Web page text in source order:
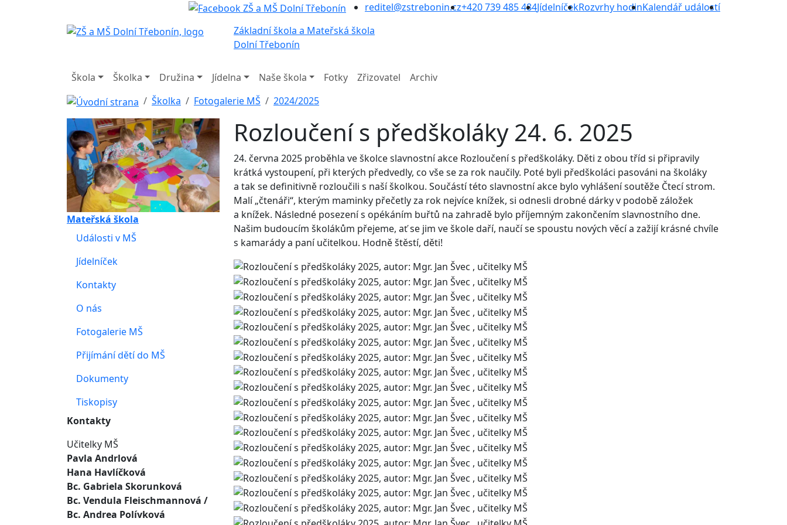
reditel@zstrebonin.cz+420 739 485 484JídelníčekRozvrhy hodinKalendář událostí
Základní škola a Mateřská škola
Dolní Třebonín
Škola Školka Družina Jídelna Naše škola Fotky Zřizovatel
Archiv
Školka
Fotogalerie MŠ 2024/2025
Rozloučení s předškoláky 24. 6. 2025
24. června 2025 proběhla ve školce slavnostní akce Rozloučení s předškoláky. Děti z obou tříd si připravily
krátká vystoupení, při kterých předvedly, co vše se za rok naučily. Poté byli předškoláci pasováni na školáky
a tak se definitivně rozloučili s naší školkou. Součástí této slavnostní akce bylo vyhlášení soutěže Čtecí strom.
Malí „čtenáři“, kterým maminky přečetly za rok nejvíce knížek, si odnesli drobné dárky v podobě záložek
a knížek. Následné posezení s opékáním buřtů na zahradě bylo příjemným zakončením slavnostního dne.
Našim budoucím školákům přejeme, ať se jim ve škole daří, naučí se spoustu nových věcí a zažijí krásné chvíle
s kamarády a paní učitelkou. Hodně štěstí, děti!
Mateřská škola
Události v MŠ
Jídelníček
Kontakty
O nás
Fotogalerie MŠ
Přijímání dětí do MŠ
Dokumenty
Tiskopisy
Kontakty
Učitelky MŠ
Pavla Andrlová
Hana Havlíčková
Bc. Gabriela Skorunková
Bc. Vendula Fleischmannová /
Bc. Andrea Polívková